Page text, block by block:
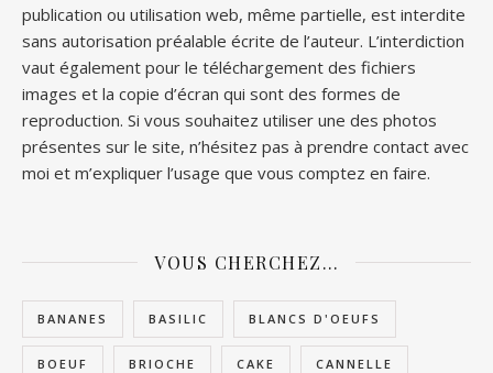
publication ou utilisation web, même partielle, est interdite
sans autorisation préalable écrite de l’auteur. L’interdiction
vaut également pour le téléchargement des fichiers
images et la copie d’écran qui sont des formes de
reproduction. Si vous souhaitez utiliser une des photos
présentes sur le site, n’hésitez pas à prendre contact avec
moi et m’expliquer l’usage que vous comptez en faire.
VOUS CHERCHEZ…
BANANES BASILIC BLANCS D'OEUFS
BOEUF BRIOCHE CAKE CANNELLE